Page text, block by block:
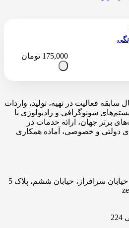
175,000 تومان
با نزدیک به ۳۰ سال سابقه فعالیت در تهیه، تولید، واردات
سونوگرافی و رادیولوژی با
برتر جهان، ارائه خدمات در
دولتی و خصوصی، آماده همکاری
سرافراز، خیابان ششم، پلاک 5